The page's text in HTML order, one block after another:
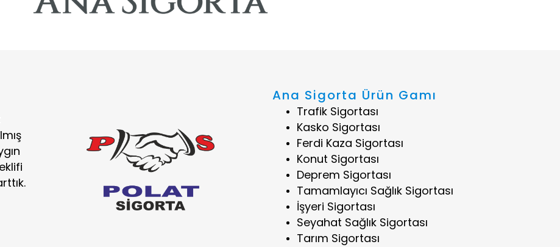
Ana Sigorta Ürün Gamı
Trafik Sigortası
Kasko Sigortası
Ferdi Kaza Sigortası
Konut Sigortası
Deprem Sigortası
Tamamlayıcı Sağlık Sigortası
İşyeri Sigortası
Seyahat Sağlık Sigortası
Tarım Sigortası